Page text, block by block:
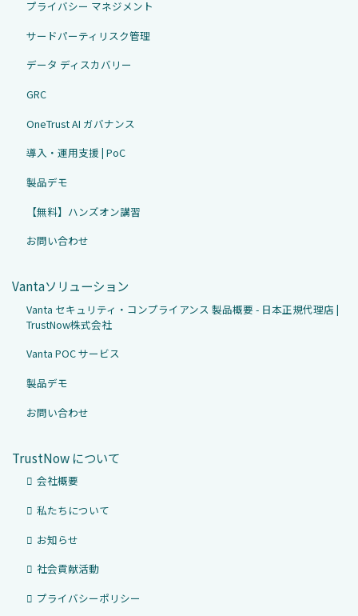
プライバシー マネジメント
サードパーティリスク管理
データ ディスカバリー
GRC
OneTrust AI ガバナンス
導入・運用支援 | PoC
製品デモ
【無料】ハンズオン講習
お問い合わせ
Vantaソリューション
Vanta セキュリティ・コンプライアンス 製品概要 - 日本正規代理店 |
TrustNow株式会社
Vanta POC サービス
製品デモ
お問い合わせ
TrustNow について
会社概要
私たちについて
お知らせ
社会貢献活動
プライバシーポリシー